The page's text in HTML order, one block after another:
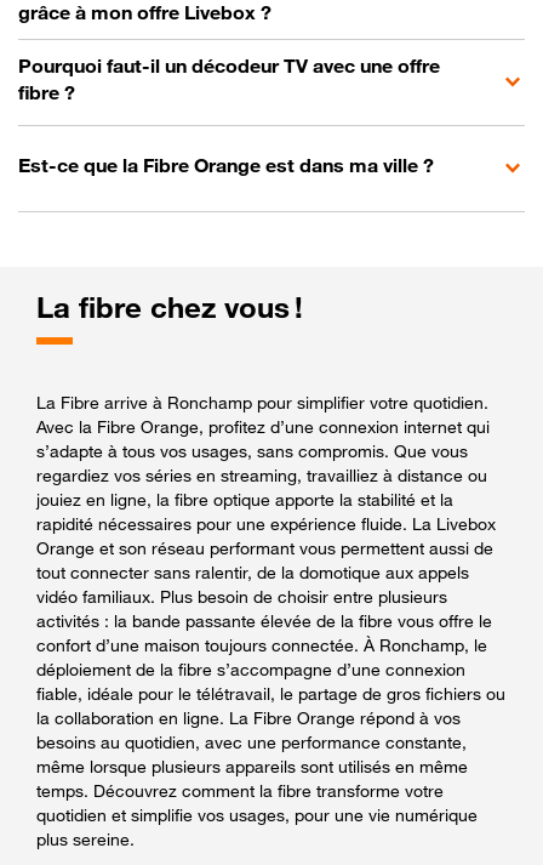
grâce à mon offre Livebox ?
Pourquoi faut-il un décodeur TV avec une offre
fibre ?
Est-ce que la Fibre Orange est dans ma ville ?
La fibre chez vous !
La Fibre arrive à Ronchamp pour simplifier votre quotidien.
Avec la Fibre Orange, profitez d’une connexion internet qui
s’adapte à tous vos usages, sans compromis. Que vous
regardiez vos séries en streaming, travailliez à distance ou
jouiez en ligne, la fibre optique apporte la stabilité et la
rapidité nécessaires pour une expérience fluide. La Livebox
Orange et son réseau performant vous permettent aussi de
tout connecter sans ralentir, de la domotique aux appels
vidéo familiaux. Plus besoin de choisir entre plusieurs
activités : la bande passante élevée de la fibre vous offre le
confort d’une maison toujours connectée. À Ronchamp, le
déploiement de la fibre s’accompagne d’une connexion
fiable, idéale pour le télétravail, le partage de gros fichiers ou
la collaboration en ligne. La Fibre Orange répond à vos
besoins au quotidien, avec une performance constante,
même lorsque plusieurs appareils sont utilisés en même
temps. Découvrez comment la fibre transforme votre
quotidien et simplifie vos usages, pour une vie numérique
plus sereine.